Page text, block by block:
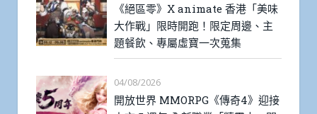
《絕區零》X animate 香港「美味
大作戰」限時開跑！限定周邊、主
題餐飲、專屬虛寶一次蒐集
04/08/2026
開放世界 MMORPG《傳奇4》迎接